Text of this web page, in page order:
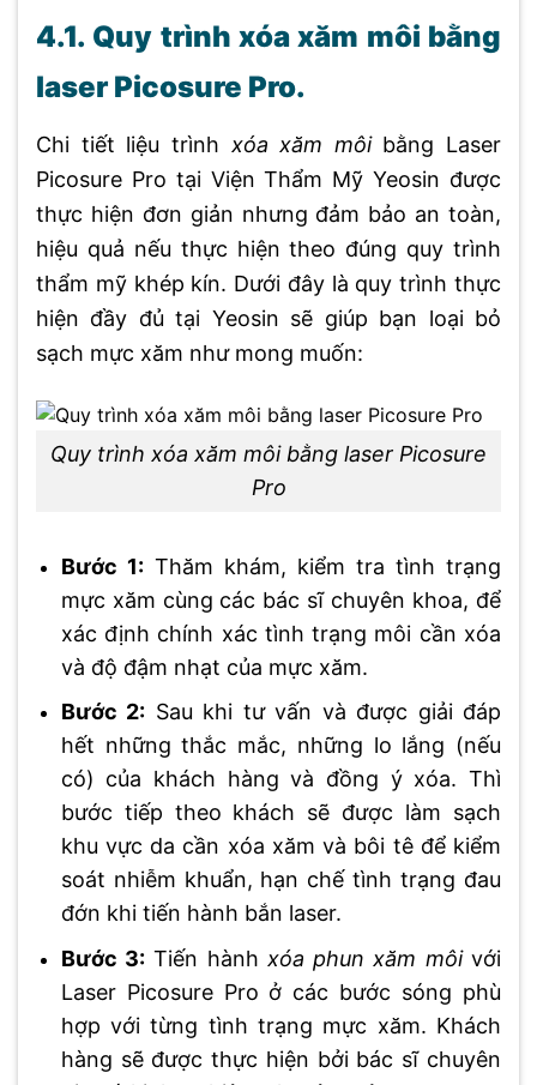
4.1. Quy trình xóa xăm môi bằng
laser Picosure Pro.
Chi tiết liệu trình xóa xăm môibằng Laser
Picosure Pro tại Viện Thẩm Mỹ Yeosin được
thực hiện đơn giản nhưng đảm bảo an toàn,
hiệu quả nếu thực hiện theo đúng quy trình
thẩm mỹ khép kín. Dưới đây là quy trình thực
hiện đầy đủ tại Yeosin sẽ giúp bạn loại bỏ
sạch mực xăm như mong muốn:
Quy trình xóa xăm môi bằng laser Picosure
Pro
Bước 1:Thăm khám, kiểm tra tình trạng
mực xăm cùng các bác sĩ chuyên khoa, để
xác định chính xác tình trạng môi cần xóa
và độ đậm nhạt của mực xăm.
Bước 2: Sau khi tư vấn và được giải đáp
hết những thắc mắc, những lo lắng (nếu
có) của khách hàng và đồng ý xóa. Thì
bước tiếp theo khách sẽ được làm sạch
khu vực da cần xóa xăm và bôi tê để kiểm
soát nhiễm khuẩn, hạn chế tình trạng đau
đớn khi tiến hành bắn laser.
Bước 3: Tiến hành xóa phun xăm môivới
Laser Picosure Pro ở các bước sóng phù
hợp với từng tình trạng mực xăm. Khách
hàng sẽ được thực hiện bởi bác sĩ chuyên